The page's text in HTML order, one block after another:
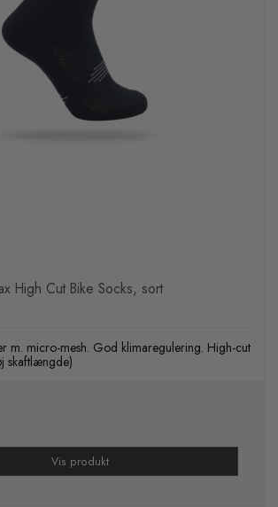
High Cut Bike Socks, sort
m. micro-mesh. God klimaregulering. High-cut
skaftlængde)
Vis produkt